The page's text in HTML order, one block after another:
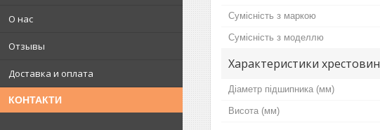
О нас
Отзывы
Доставка и оплата
КОНТАКТИ
Сумісність з маркою
Сумісність з моделлю
Характеристики хрестовин
Діаметр підшипника (мм)
Висота (мм)